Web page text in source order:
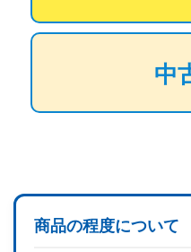
中
商品の程度について